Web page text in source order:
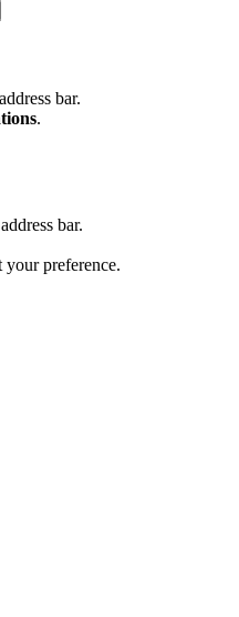
bar.
.
bar.
your preference.